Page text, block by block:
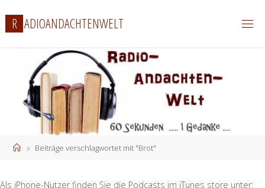
Inhalt
springen
R ADIOANDACHTENWELT
StartBeiträge verschlagwortet mit "Brot"
Als iPhone-Nutzer finden Sie die Podcasts im iTunes store unter: